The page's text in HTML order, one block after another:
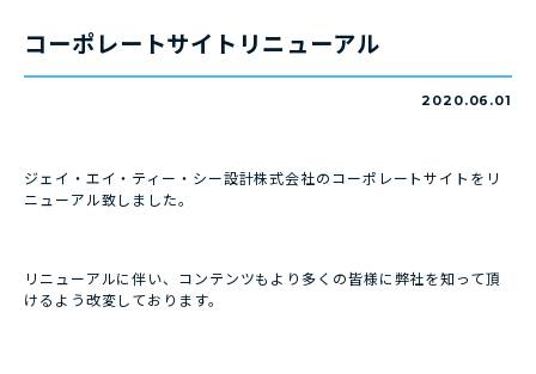
コーポレートサイトリニューアル
2020.06.01
ジェイ・エイ・ティー・シー設計株式会社のコーポレートサイトをリ
ニューアル致しました。
リニューアルに伴い、コンテンツもより多くの皆様に弊社を知って頂
けるよう改変しております。